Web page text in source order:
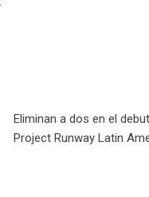
Eliminan a dos en el
Project Runway Latin